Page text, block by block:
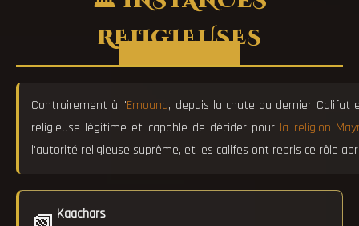
RELIGIEUSES
Contrairement à l'Emouna, depuis la chute du dernier Califat
religieuse légitime et capable de décider pour la religion
l'autorité religieuse suprême, et les califes ont repris ce rôle
Kaachars